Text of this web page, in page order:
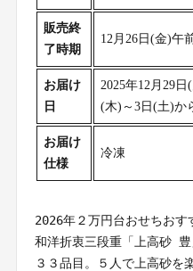
販売終
了時期
12月26日(金)午
お届け
日
2025年12月29
(木)～3日(土)か
お届け
仕様
冷凍
2026年２万円台おせちお
和洋折衷三段重「上高砂 豊
３３品目。５人で上高砂を